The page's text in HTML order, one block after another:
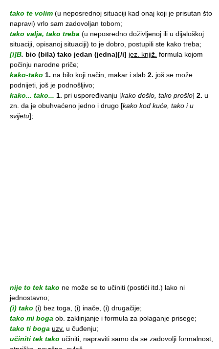
tako te volim (u neposrednoj situaciji kad onaj koji je prisutan što
napravi) vrlo sam zadovoljan tobom;
tako valja, tako treba (u neposredno doživljenoj ili u dijaloškoj
situaciji, opisanoj situaciji) to je dobro, postupili ste kako treba;
[i]B. bio (bila) tako jedan (jedna)[/i] jez. knjiž. formula kojom
počinju narodne priče;
kako-tako 1. na bilo koji način, makar i slab 2. još se može
podnijeti, još je podnošljivo;
kako... tako... 1. pri uspoređivanju [kako došlo, tako prošlo] 2. u
zn. da je obuhvaćeno jedno i drugo [kako kod kuće, tako i u
svijetu];
nije to tek tako ne može se to učiniti (postići itd.) lako ni
jednostavno;
(i) tako (i) bez toga, (i) inače, (i) drugačije;
tako mi boga ob. zaklinjanje i formula za polaganje prisege;
tako ti boga uzv. u čuđenju;
učiniti tek tako učiniti, napraviti samo da se zadovolji formalnost,